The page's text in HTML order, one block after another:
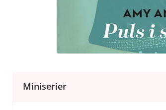
Miniserier